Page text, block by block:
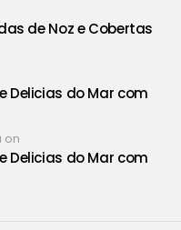
de Noz e Cobertas
Delicias do Mar com
on
Delicias do Mar com